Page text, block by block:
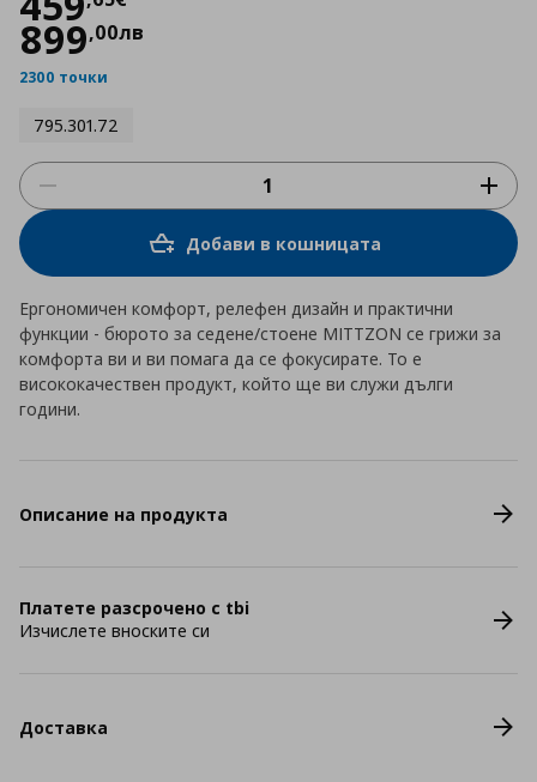
899,00лв
2300 точки
795.301.72
Добави в кошницата
Ергономичен комфорт, релефен дизайн и практични
функции - бюрото за седене/стоене MITTZON се грижи за
комфорта ви и ви помага да се фокусирате. То е
висококачествен продукт, който ще ви служи дълги
години.
Описание на продукта
Платете разсрочено с tbi
Изчислете вноските си
Доставка